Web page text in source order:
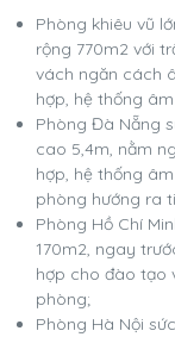
Phòng khiêu vũ
rộng 770m2 với
vách ngăn cách
hợp, hệ thống
Phòng Đà Nẵng
cao 5,4m, nằm
hợp, hệ thống
phòng hướng ra
Phòng Hồ Chí
170m2, ngay
hợp cho đào tạo
phòng;
Phòng Hà Nội